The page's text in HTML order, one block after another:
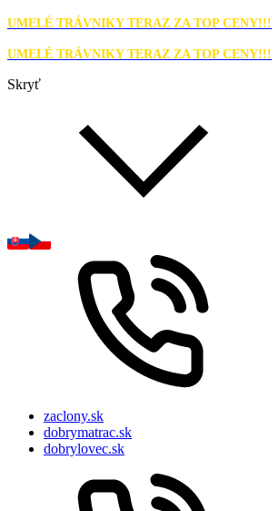
UMELÉ TRÁVNIKY TERAZ ZA TOP CENY!!!
UMELÉ TRÁVNIKY TERAZ ZA TOP CENY!!!
Skryť
zaclony.sk
dobrymatrac.sk
dobrylovec.sk